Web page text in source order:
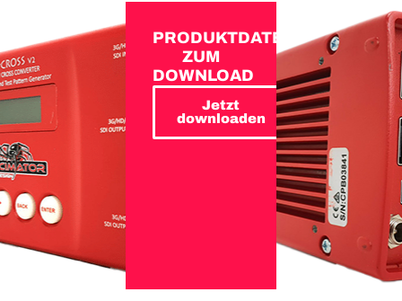
PRODUKTDATEN
ZUM
DOWNLOAD
Jetzt
downloaden